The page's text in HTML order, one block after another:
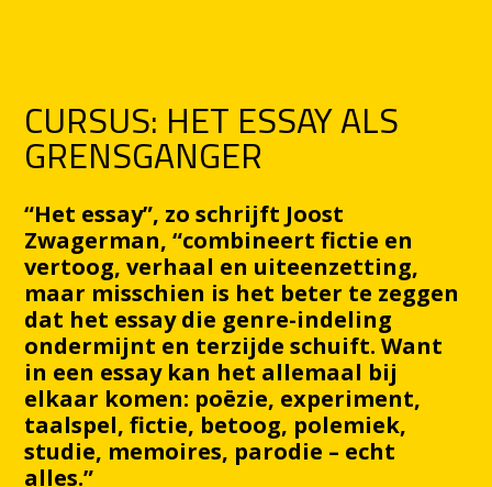
CURSUS: HET ESSAY ALS
GRENSGANGER
“Het essay”, zo schrijft Joost
Zwagerman, “combineert fictie en
vertoog, verhaal en uiteenzetting,
maar misschien is het beter te zeggen
dat het essay die genre-indeling
ondermijnt en terzijde schuift. Want
in een essay kan het allemaal bij
elkaar komen: poëzie, experiment,
taalspel, fictie, betoog, polemiek,
studie, memoires, parodie – echt
alles.”